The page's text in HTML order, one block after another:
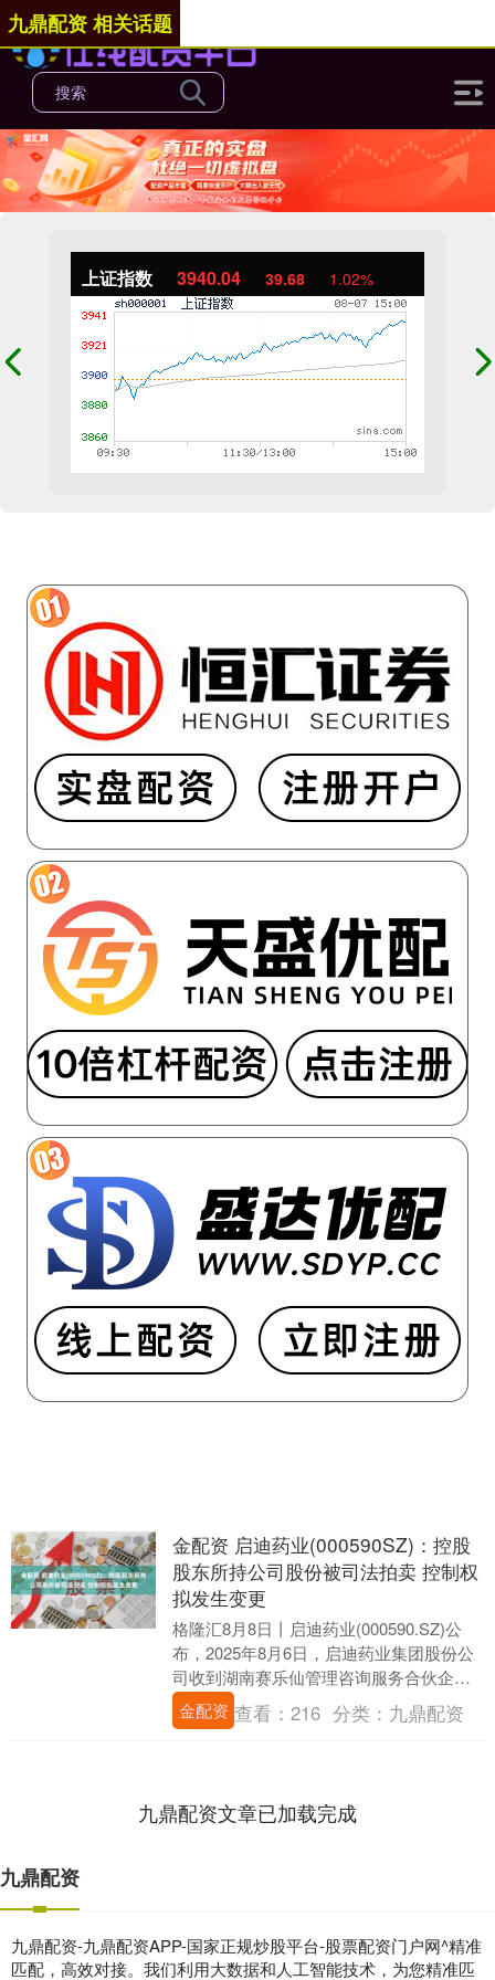
上证指数 3940.04 39.68 1.02%
九鼎配资 相关话题
金配资 启迪药业(000590SZ)：控股
股东所持公司股份被司法拍卖 控制权
拟发生变更
格隆汇8月8日丨启迪药业(000590.SZ)公
布，2025年8月6日，启迪药业集团股份公
司收到湖南赛乐仙管理咨询服务合伙企业
(有限合伙)(简称“湖南赛乐仙”)....
金配资 查看：216 分类： 九鼎配资
九鼎配资文章已加载完成
九鼎配资
九鼎配资-九鼎配资APP-国家正规炒股平台-股票配资门户网^精准
匹配，高效对接。我们利用大数据和人工智能技术，为您精准匹